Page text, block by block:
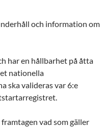
och information om
har en hållbarhet på åtta
nationella
ska valideras var 6:e
vad som gäller